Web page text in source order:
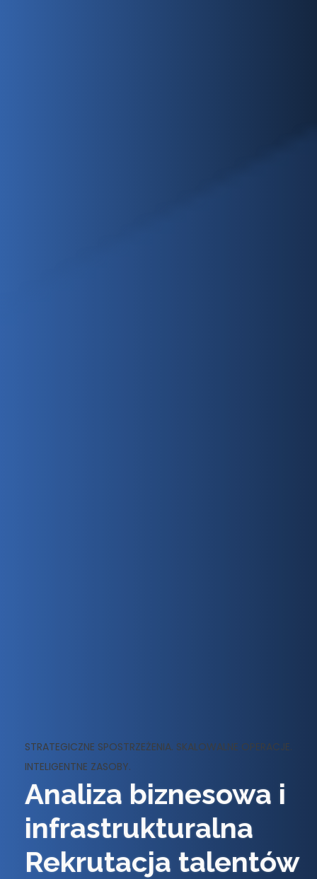
STRATEGICZNE SPOSTRZEŻENIA. SKALOWALNE OPERACJE.
INTELIGENTNE ZASOBY.
Analiza biznesowa i
infrastrukturalna
Rekrutacja talentów